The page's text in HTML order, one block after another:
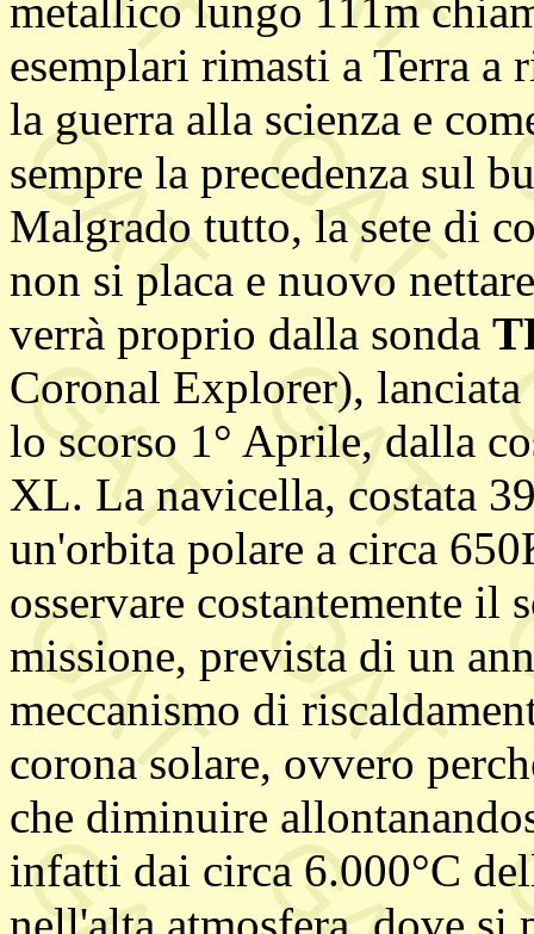
metallico lungo 111m
esemplari rimasti a Terra a
la guerra alla scienza e
sempre la precedenza sul
Malgrado tutto, la sete di
non si placa e nuovo
verrà proprio dalla sonda
Coronal Explorer),
lo scorso 1° Aprile, dalla
XL. La navicella, costata
un'orbita polare a circa
osservare costantemente il
missione, prevista di un
meccanismo di
corona solare, ovvero
che diminuire
infatti dai circa 6.000°C
nell'alta atmosfera, dove